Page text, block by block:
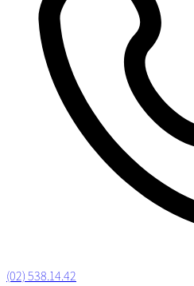
(02) 538.14.42